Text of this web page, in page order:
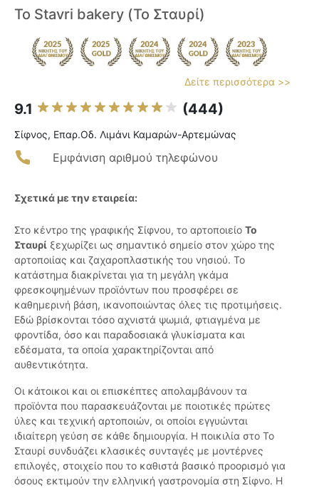
To Stavri bakery (Το Σταυρί)
Δείτε περισσότερα >>
9.1 (444)
Σίφνος, Επαρ.Οδ. Λιμάνι Καμαρών-Αρτεμώνας
Εμφάνιση αριθμού τηλεφώνου
Σχετικά με την εταιρεία:
Στο κέντρο της γραφικής Σίφνου, το αρτοποιείο Το
Σταυρί ξεχωρίζει ως σημαντικό σημείο στον χώρο της
αρτοποιίας και ζαχαροπλαστικής του νησιού. Το
κατάστημα διακρίνεται για τη μεγάλη γκάμα
φρεσκοψημένων προϊόντων που προσφέρει σε
καθημερινή βάση, ικανοποιώντας όλες τις προτιμήσεις.
Εδώ βρίσκονται τόσο αχνιστά ψωμιά, φτιαγμένα με
φροντίδα, όσο και παραδοσιακά γλυκίσματα και
εδέσματα, τα οποία χαρακτηρίζονται από
αυθεντικότητα.
Οι κάτοικοι και οι επισκέπτες απολαμβάνουν τα
προϊόντα που παρασκευάζονται με ποιοτικές πρώτες
ύλες και τεχνική αρτοποιών, οι οποίοι εγγυώνται
ιδιαίτερη γεύση σε κάθε δημιουργία. Η ποικιλία στο Το
Σταυρί συνδυάζει κλασικές συνταγές με μοντέρνες
επιλογές, στοιχείο που το καθιστά βασικό προορισμό για
όσους εκτιμούν την ελληνική γαστρονομία στη Σίφνο. Η